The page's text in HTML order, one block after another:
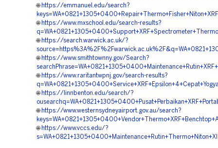
🌐 https://emmanuel.edu/search?
🌐 https://www.mxschool.edu/search-results?
🌐 https://search.warwick.ac.uk/?
🌐 https://www.smithtownny.gov/Search?
🌐 https://www.raritantwpnj.gov/search-results?
🌐 https://linnbenton.edu/search/?
🌐 https://www.westernsydneyairport.gov.au/search?
🌐 https://www.vccs.edu/?